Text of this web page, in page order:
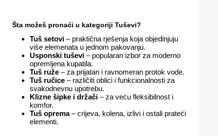
Šta možeš pronaći u kategoriji Tuševi?
Tuš setovi – praktična rješenja koja objedinjuju
više elemenata u jednom pakovanju.
Usponski tuševi – popularan izbor za moderno
opremljena kupatila.
Tuš ruže – za prijatan i ravnomeran protok vode.
Tuš ručice – različiti oblici i funkcionalnosti za
svakodnevnu upotrebu.
Klizne šipke i držači – za veću fleksibilnost i
komfor.
Tuš oprema– crijeva, kolena, izlivi i ostali prateći
elementi.